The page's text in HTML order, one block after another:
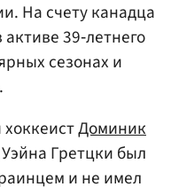
На счету канадца
39‑летнего
сезонах и
Доминик
Гретцки был
и не имел